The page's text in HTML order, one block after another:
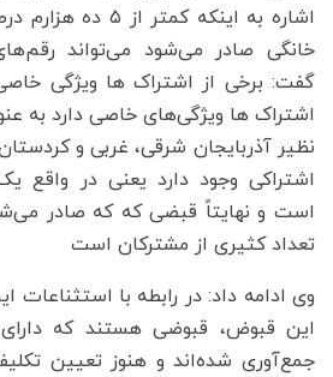
اشاره به اینکه
خانگی صادر می‌شود می‌تواند
گفت: برخی از اشتراک ها ویژگی
اشتراک ها ویژگی‌های خاصی دارد به
نظیر آذربایجان شرقی، غربی و
اشتراکی وجود دارد یعنی در واقع
است و نهایتاً قبضی که که صادر
تعداد کثیری از مشترکان است
وی ادامه داد: در رابطه با
این قبوض، قبوضی هستند که
جمع‌آوری شده‌اند و هنوز تعیین